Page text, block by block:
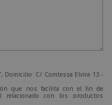
Domicilio: C/ Comtessa Elvira 13 -
que nos facilita con el fin de
relacionado con los productos
interés.